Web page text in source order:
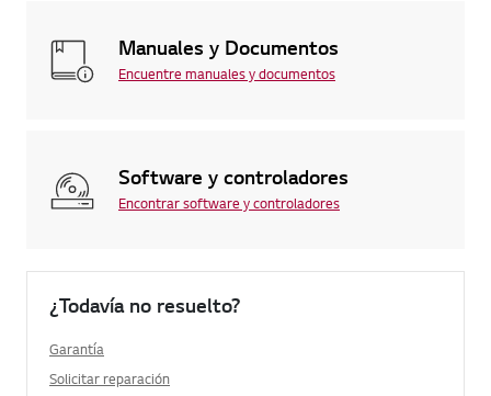
Manuales y Documentos
Encuentre manuales y documentos
Software y controladores
Encontrar software y controladores
¿Todavía no resuelto?
Garantía
Solicitar reparación